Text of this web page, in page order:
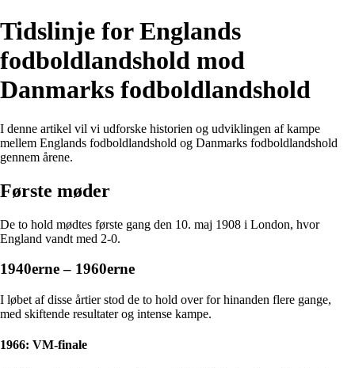
Tidslinje for Englands
fodboldlandshold mod
Danmarks fodboldlandshold
I denne artikel vil vi udforske historien og udviklingen af kampe
mellem Englands fodboldlandshold og Danmarks fodboldlandshold
gennem årene.
Første møder
De to hold mødtes første gang den 10. maj 1908 i London, hvor
England vandt med 2-0.
1940erne – 1960erne
I løbet af disse årtier stod de to hold over for hinanden flere gange,
med skiftende resultater og intense kampe.
1966: VM-finale